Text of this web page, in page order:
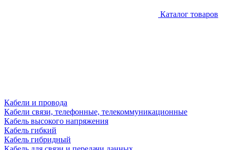
Каталог товаров
Кабели и провода
Кабели связи, телефонные, телекоммуникационные
Кабель высокого напряжения
Кабель гибкий
Кабель гибридный